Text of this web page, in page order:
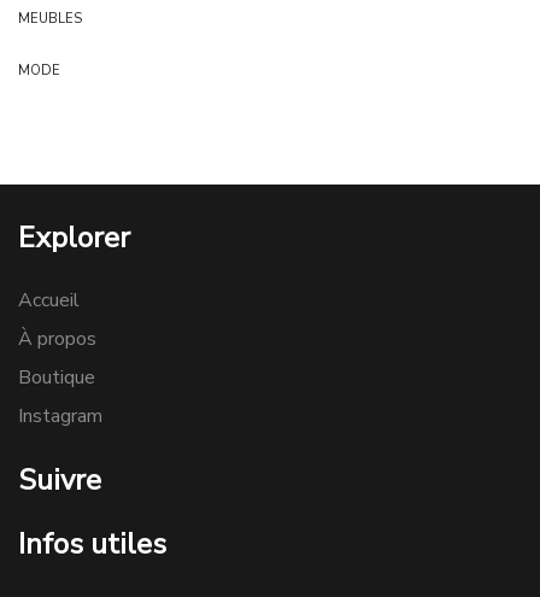
MEUBLES
MODE
Explorer
Accueil
À propos
Boutique
Instagram
Suivre
Infos utiles